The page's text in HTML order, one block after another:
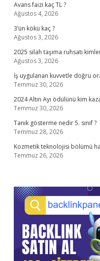
Avans faizi kaç TL ?
Ağustos 4, 2026
3’ün kökü kaç ?
Ağustos 3, 2026
2025 silah taşıma ruhsatı
Ağustos 3, 2026
İş uygulanan kuvvetle doğru
Temmuz 30, 2026
2024 Altın Ayı ödülünü kim
Temmuz 30, 2026
Tanık gösterme nedir 5. sınıf ?
Temmuz 28, 2026
Kozmetik teknolojisi bölümü
Temmuz 26, 2026